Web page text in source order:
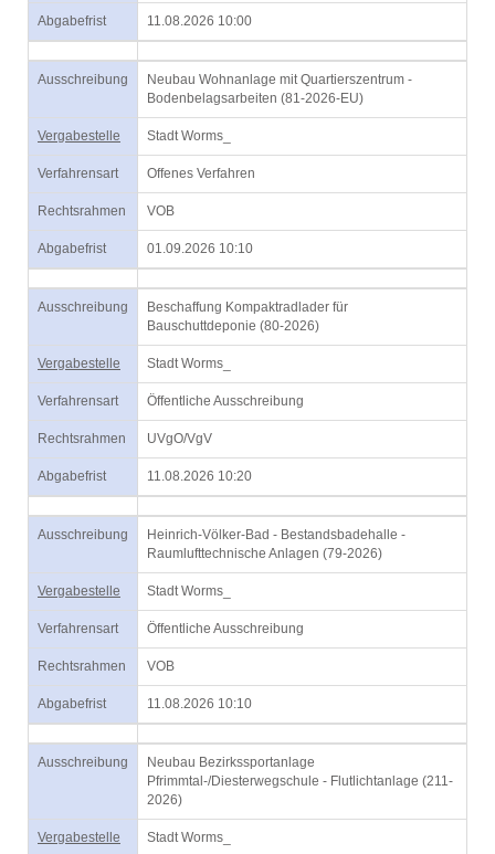
Abgabefrist 11.08.2026 10:00
Ausschreibung
Neubau Wohnanlage mit Quartierszentrum -
Bodenbelagsarbeiten (81-2026-EU)
Vergabestelle Stadt Worms_
Verfahrensart Offenes Verfahren
Rechtsrahmen VOB
Abgabefrist 01.09.2026 10:10
Ausschreibung
Beschaffung Kompaktradlader für
Bauschuttdeponie (80-2026)
Vergabestelle Stadt Worms_
Verfahrensart Öffentliche Ausschreibung
Rechtsrahmen UVgO/VgV
Abgabefrist 11.08.2026 10:20
Ausschreibung
Heinrich-Völker-Bad - Bestandsbadehalle -
Raumlufttechnische Anlagen (79-2026)
Vergabestelle Stadt Worms_
Verfahrensart Öffentliche Ausschreibung
Rechtsrahmen VOB
Abgabefrist 11.08.2026 10:10
Ausschreibung
Neubau Bezirkssportanlage
Pfrimmtal-/Diesterwegschule - Flutlichtanlage (211-
2026)
Vergabestelle Stadt Worms_